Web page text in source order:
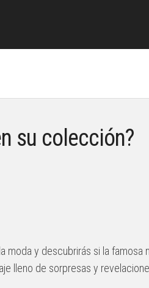
su colección?
moda y descubrirás si la famosa
lleno de sorpresas y